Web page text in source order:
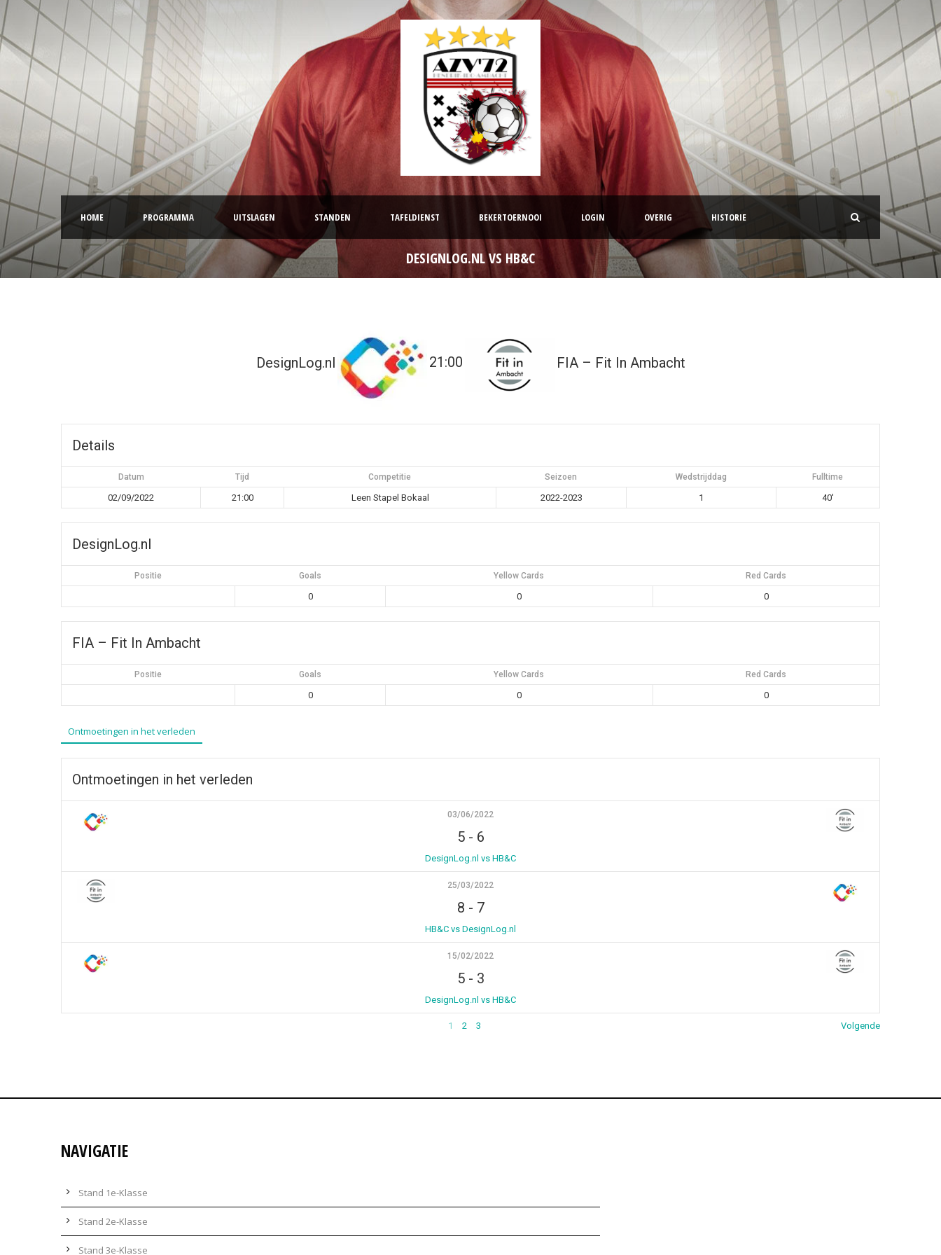
HOME PROGRAMMA UITSLAGEN STANDEN TAFELDIENST BEKERTOERNOOI LOGIN OVERIG HISTORIE
DESIGNLOG.NL VS HB&C
DesignLog.nl 21:00 FIA – Fit In Ambacht
Details
Datum Tijd Competitie Seizoen Wedstrijddag Fulltime
02/09/2022 21:00 Leen Stapel Bokaal 2022-2023 1 40'
DesignLog.nl
Positie Goals Yellow Cards Red Cards
0 0 0
FIA – Fit In Ambacht
Positie Goals Yellow Cards Red Cards
0 0 0
Ontmoetingen in het verleden
Ontmoetingen in het verleden
03/06/2022
5- 6
DesignLog.nl vs HB&C
25/03/2022
8 - 7
HB&C vs DesignLog.nl
15/02/2022
5- 3
DesignLog.nl vs HB&C
1 2 3 Volgende
NAVIGATIE
Stand 1e-Klasse
Stand 2e-Klasse
Stand 3e-Klasse